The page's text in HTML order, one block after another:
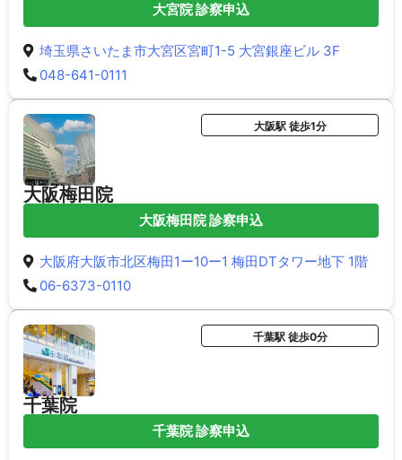
大宮院 診察申込
埼玉県さいたま市大宮区宮町1-5 大宮銀座ビル 3F
048-641-0111
大阪梅田院
大阪駅 徒歩1分
大阪梅田院 診察申込
大阪府大阪市北区梅田1ー10ー1 梅田DTタワー地下 1階
06-6373-0110
千葉院
千葉駅 徒歩0分
千葉院 診察申込